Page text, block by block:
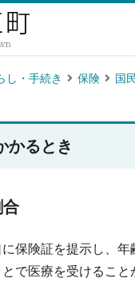
し・手続き 保険 国
かるとき
合
保険証を提示し、年
で医療を受けること